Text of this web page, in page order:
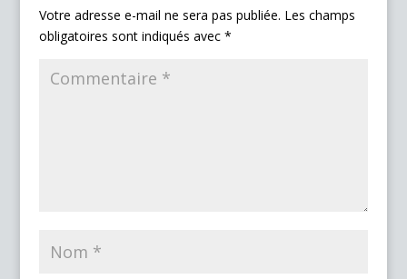
Votre adresse e-mail ne sera pas publiée. Les champs
obligatoires sont indiqués avec *